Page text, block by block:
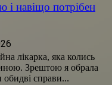
і навіщо потрібен
лікарка, яка колись
Зрештою я обрала
справи...